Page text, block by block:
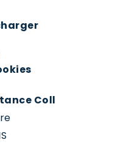
Coll